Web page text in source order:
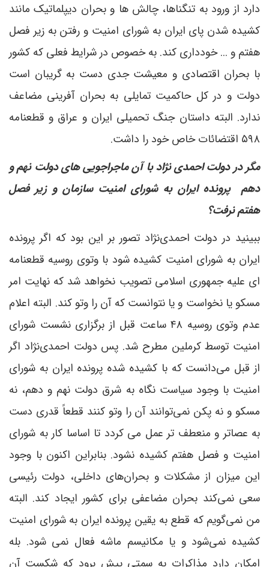
دارد از ورود به تنگناها، چالش ها و بحران دیپلماتیک مانند
کشیده شدن پای ایران به شورای امنیت و رفتن به زیر فصل
هفتم و ... خودداری کند. به خصوص در شرایط فعلی که کشور
با بحران اقتصادی و معیشت جدی دست به گریبان است
دولت و در کل حاکمیت تمایلی به بحران آفرینی مضاعف
ندارد. البته داستان جنگ تحمیلی ایران و عراق و قطعنامه
۵۹۸ اقتضائات خاص خود را داشت.
مگر در دولت احمدی نژاد با آن ماجراجویی های دولت نهم و
دهم پرونده ایران به شورای امنیت سازمان و زیر فصل
هفتم نرفت؟
ببینید در دولت احمدی‌نژاد تصور بر این بود که اگر پرونده
ایران به شورای امنیت کشیده شود با وتوی روسیه قطعنامه
ای علیه جمهوری اسلامی تصویب نخواهد شد که نهایت امر
مسکو یا نخواست و یا نتوانست که آن را وتو کند. البته اعلام
عدم وتوی روسیه ۴۸ ساعت قبل از برگزاری نشست شورای
امنیت توسط کرملین مطرح شد. پس دولت احمدی‌نژاد اگر
از قبل می‌دانست که با کشیده شده پرونده ایران به شورای
امنیت با وجود سیاست نگاه به شرق دولت نهم و دهم، نه
مسکو و نه پکن نمی‌توانند آن را وتو کنند قطعاً قدری دست
به عصاتر و منعطف تر عمل می کردد تا اساسا کار به شورای
امنیت و فصل هفتم کشیده نشود. بنابراین اکنون با وجود
این میزان از مشکلات و بحران‌های داخلی، دولت رئیسی
سعی نمی‌کند بحران مضاعفی برای کشور ایجاد کند. البته
من نمی‌گویم که قطع به یقین پرونده ایران به شورای امنیت
کشیده نمی‌شود و یا مکانیسم ماشه فعال نمی شود. بله
امکان دارد مذاکرات به سمتی پیش برود که شکست آن